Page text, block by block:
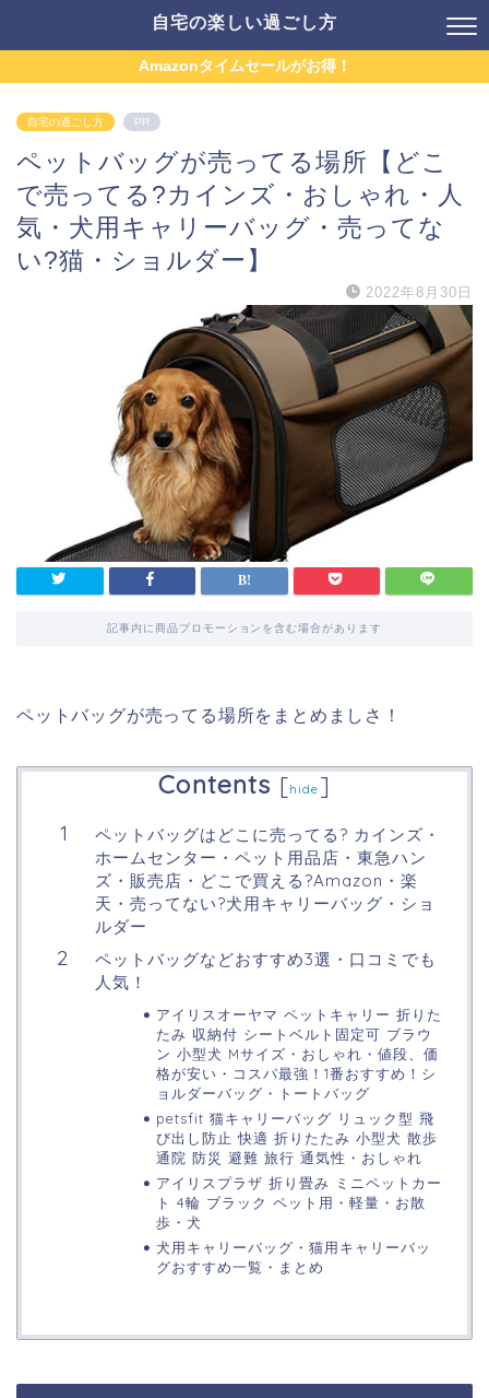
自宅の楽しい過ごし方
Amazonタイムセールがお得！
自宅の過ごし方 PR
ペットバッグが売ってる場所【どこ
で売ってる?カインズ・おしゃれ・人
気・犬用キャリーバッグ・売ってな
い?猫・ショルダー】
2022年8月30日
記事内に商品プロモーションを含む場合があります
ペットバッグが売ってる場所をまとめましさ！
Contents [hide ]
ペットバッグはどこに売ってる? カインズ・
ホームセンター・ペット用品店・東急ハン
ズ・販売店・どこで買える?Amazon・楽
天・売ってない?犬用キャリーバッグ・ショ
ルダー
ペットバッグなどおすすめ3選・口コミでも
人気！
アイリスオーヤマ ペットキャリー 折りた
たみ 収納付 シートベルト固定可 ブラウ
ン 小型犬 Mサイズ・おしゃれ・値段、価
格が安い・コスパ最強！1番おすすめ！シ
ョルダーバッグ・トートバッグ
petsfit 猫キャリーバッグ リュック型 飛
び出し防止 快適 折りたたみ 小型犬 散歩
通院 防災 避難 旅行 通気性・おしゃれ
アイリスプラザ 折り畳み ミニペットカー
ト 4輪 ブラック ペット用・軽量・お散
歩・犬
犬用キャリーバッグ・猫用キャリーバッ
グおすすめ一覧・まとめ